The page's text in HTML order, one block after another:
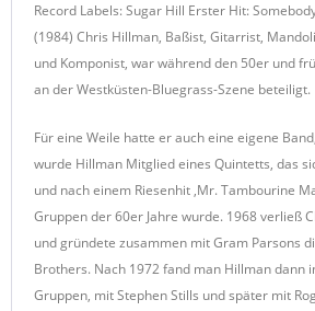
Record Labels: Sugar Hill Erster Hit:
(1984) Chris Hillman, Baßist, Gitarrist,
und Komponist, war während den 50er und
an der Westküsten-Bluegrass-Szene beteiligt.
Für eine Weile hatte er auch eine eigene
wurde Hillman Mitglied eines Quintetts, das
und nach einem Riesenhit ,Mr. Tambourine
Gruppen der 60er Jahre wurde. 1968 verließ
und gründete zusammen mit Gram Parsons
Brothers. Nach 1972 fand man Hillman dann
Gruppen, mit Stephen Stills und später mit